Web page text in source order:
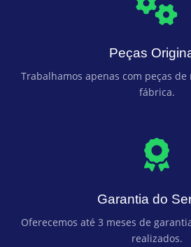
Peças
Trabalhamos apenas com peças
fábrica.
Garantia do
Oferecemos até 3 meses de
realizados.